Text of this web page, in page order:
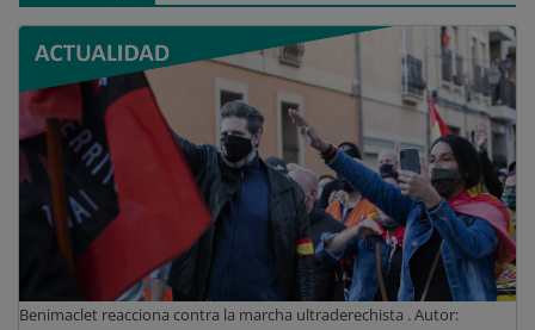
Benimaclet reacciona contra la marcha ultraderechista . Autor: